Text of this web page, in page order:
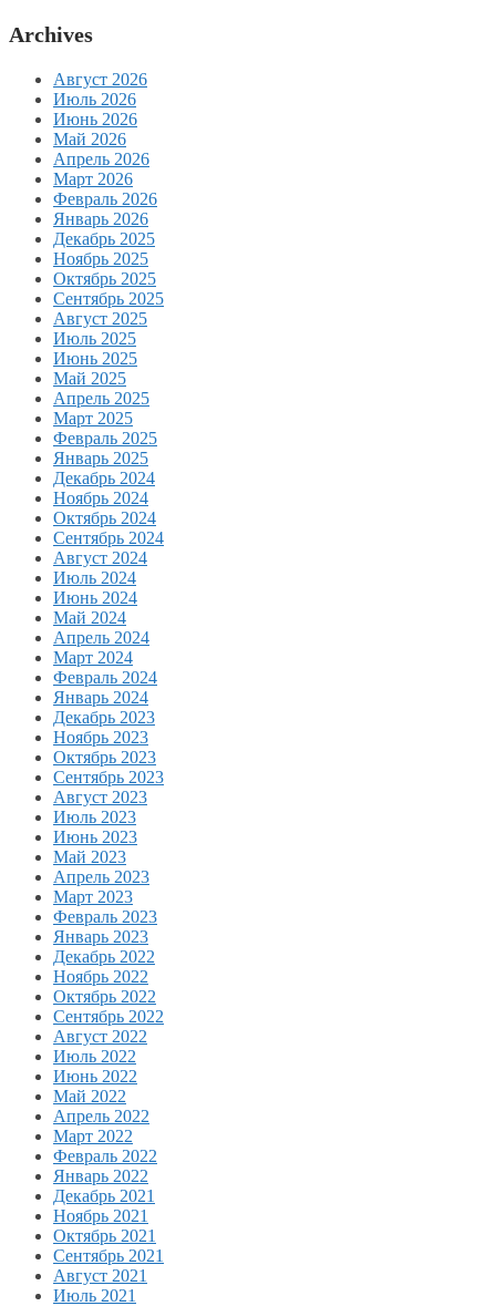
Archives
Август 2026
Июль 2026
Июнь 2026
Май 2026
Апрель 2026
Март 2026
Февраль 2026
Январь 2026
Декабрь 2025
Ноябрь 2025
Октябрь 2025
Сентябрь 2025
Август 2025
Июль 2025
Июнь 2025
Май 2025
Апрель 2025
Март 2025
Февраль 2025
Январь 2025
Декабрь 2024
Ноябрь 2024
Октябрь 2024
Сентябрь 2024
Август 2024
Июль 2024
Июнь 2024
Май 2024
Апрель 2024
Март 2024
Февраль 2024
Январь 2024
Декабрь 2023
Ноябрь 2023
Октябрь 2023
Сентябрь 2023
Август 2023
Июль 2023
Июнь 2023
Май 2023
Апрель 2023
Март 2023
Февраль 2023
Январь 2023
Декабрь 2022
Ноябрь 2022
Октябрь 2022
Сентябрь 2022
Август 2022
Июль 2022
Июнь 2022
Май 2022
Апрель 2022
Март 2022
Февраль 2022
Январь 2022
Декабрь 2021
Ноябрь 2021
Октябрь 2021
Сентябрь 2021
Август 2021
Июль 2021